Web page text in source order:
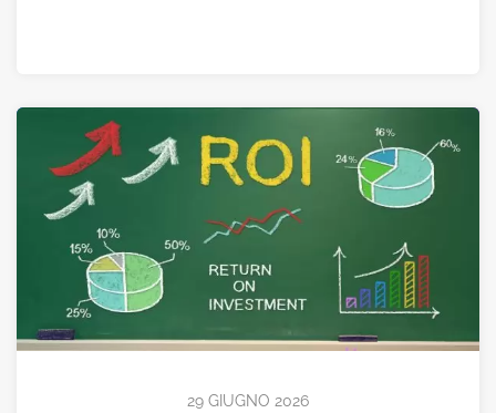
29 GIUGNO 2026